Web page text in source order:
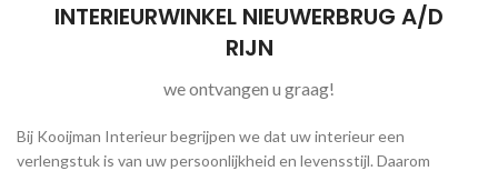
INTERIEURWINKEL NIEUWERBRUG A/D
RIJN
we ontvangen u graag!
Bij Kooijman Interieur begrijpen we dat uw interieur een
verlengstuk is van uw persoonlijkheid en levensstijl. Daarom